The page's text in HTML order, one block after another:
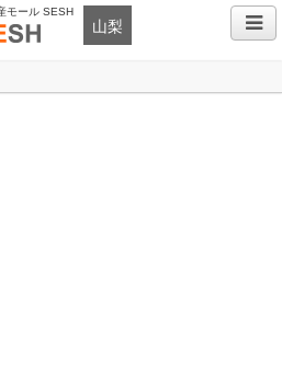
モール SESH
山梨